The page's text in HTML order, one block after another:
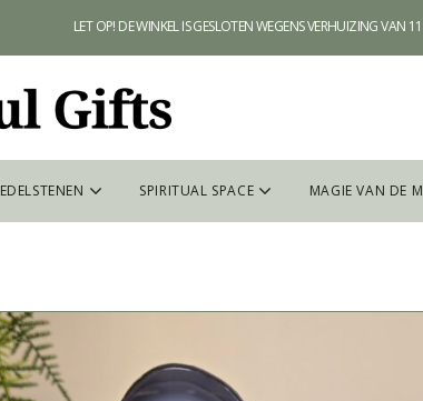
EDELSTENEN SPIRITUAL SPACE MAGIE VAN DE
LET OP! DE WINKEL IS GESLOTEN WEGENS VERHUIZING VAN